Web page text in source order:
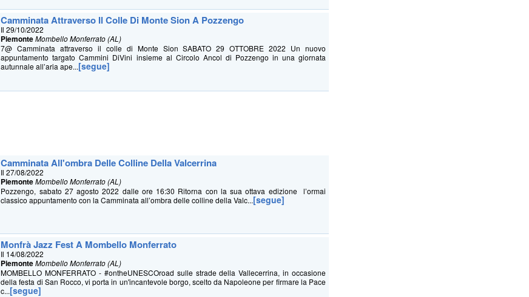
Camminata Attraverso Il Colle Di Monte Sion A Pozzengo
Il 29/10/2022
PiemonteMombello Monferrato (AL)
7@ Camminata attraverso il colle di Monte Sion SABATO 29 OTTOBRE 2022 Un nuovo
appuntamento targato Cammini DiVini insieme al Circolo Ancol di Pozzengo in una giornata
autunnale all’aria ape...[segue]
Camminata All'ombra Delle Colline Della Valcerrina
Il 27/08/2022
PiemonteMombello Monferrato (AL)
Pozzengo, sabato 27 agosto 2022 dalle ore 16:30 Ritorna con la sua ottava edizione l’ormai
classico appuntamento con la Camminata all’ombra delle colline della Valc...[segue]
Monfrà Jazz Fest A Mombello Monferrato
Il 14/08/2022
PiemonteMombello Monferrato (AL)
MOMBELLO MONFERRATO - #ontheUNESCOroad sulle strade della Vallecerrina, in occasione
della festa di San Rocco, vi porta in un'incantevole borgo, scelto da Napoleone per firmare la Pace
c...[segue]